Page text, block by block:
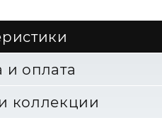
и оплата
коллекции